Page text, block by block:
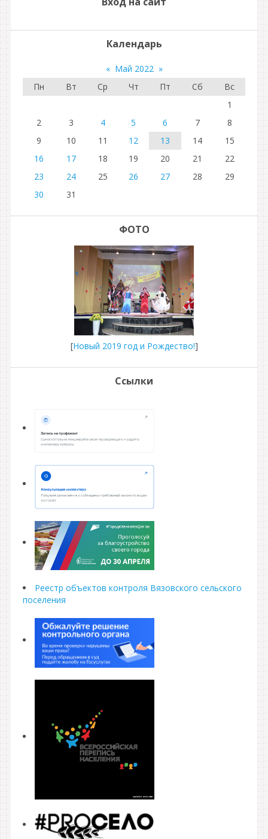
Календарь
« Май 2022 »
Пн
Вт Ср Чт Пт Сб
Вс
1
2
3 4 5 6 7
8
9
10 11 12 13 14
15
16
17 18 19 20 21
22
23
24 25 26 27 28
29
30
31
ФОТО
[Новый 2019 год и Рождество!]
Ссылки
Реестр объектов контроля Вязовского сельского
поселения